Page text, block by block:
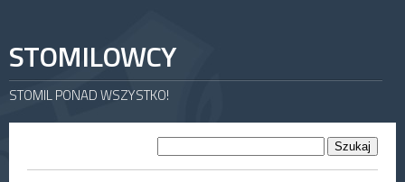
STOMILOWCY
STOMIL PONAD WSZYSTKO!